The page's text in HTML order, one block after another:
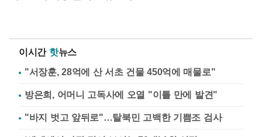
이시간 핫뉴스
"서장훈, 28억에 산 서초 건물 450억에 매물로"
방은희, 어머니 고독사에 오열 "이틀 만에 발견"
"바지 벗고 앞뒤로"…탈북민 고백한 기쁨조 검사